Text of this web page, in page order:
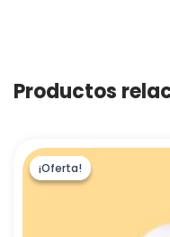
Productos
¡Oferta!
¡Oferta!